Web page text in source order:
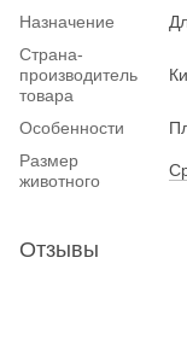
Назначение
Страна-
производитель
товара
Особенности
Размер
животного
Отзывы